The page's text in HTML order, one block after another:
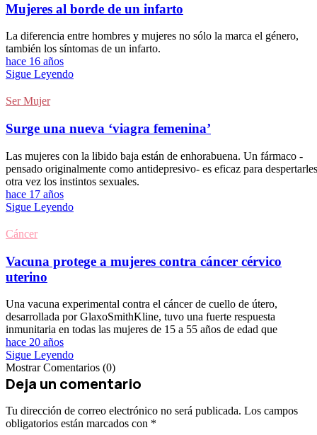
Mujeres al borde de un infarto
La diferencia entre hombres y mujeres no sólo la marca el género,
también los síntomas de un infarto.
hace 16 años
Sigue Leyendo
Ser Mujer
Surge una nueva ‘viagra femenina’
Las mujeres con la libido baja están de enhorabuena. Un fármaco -
pensado originalmente como antidepresivo- es eficaz para despertarles
otra vez los instintos sexuales.
hace 17 años
Sigue Leyendo
Cáncer
Vacuna protege a mujeres contra cáncer cérvico
uterino
Una vacuna experimental contra el cáncer de cuello de útero,
desarrollada por GlaxoSmithKline, tuvo una fuerte respuesta
inmunitaria en todas las mujeres de 15 a 55 años de edad que
hace 20 años
Sigue Leyendo
Mostrar Comentarios (0)
Deja un comentario
Tu dirección de correo electrónico no será publicada. Los campos
obligatorios están marcados con *